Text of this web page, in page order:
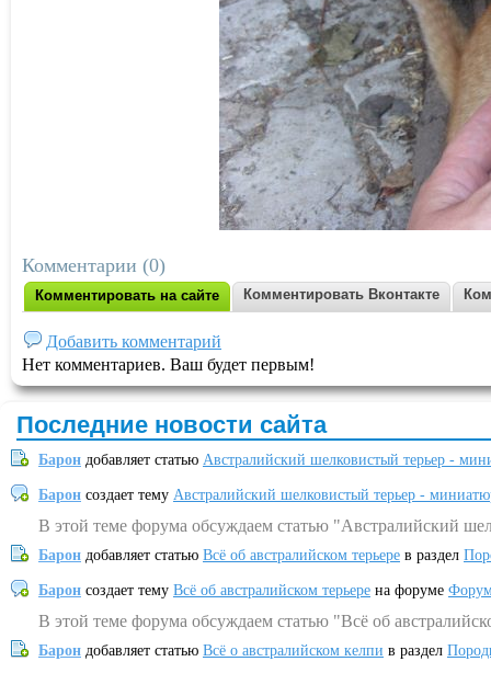
Комментарии (0)
Комментировать на сайте Комментировать Вконтакте
Добавить комментарий
Нет комментариев. Ваш будет первым!
Последние новости сайта
Барон добавляет статью Австралийский шелковистый терьер -
Барон создает тему Австралийский шелковистый терьер -
В этой теме форума обсуждаем статью "Австралийский
Барон добавляет статью Всё об австралийском терьере в раздел
Барон создает тему Всё об австралийском терьере на форуме
В этой теме форума обсуждаем статью "Всё об
Барон добавляет статью Всё о австралийском келпи в раздел